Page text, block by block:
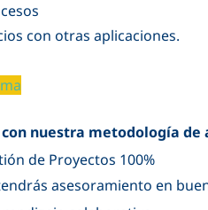
con otras aplicaciones.
nuestra metodología
de Proyectos 100%
asesoramiento en